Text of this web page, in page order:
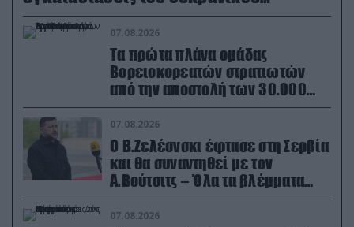
κολοσσού!
07.08.2026
Τα πρώτα πλάνα ομάδας
Βορειοκορεατών στρατιωτών
από την αποστολή των 30.000
που έφτασαν στη Ρωσία (βίντεο)
07.08.2026
Ο Β.Ζελέσνσκι έφτασε στη Σερβία
και θα συναντηθεί με τον
Α.Βούτσιτς – Όλα τα βλέμματα
στις σχέσεις με τη Ρωσία
07.08.2026